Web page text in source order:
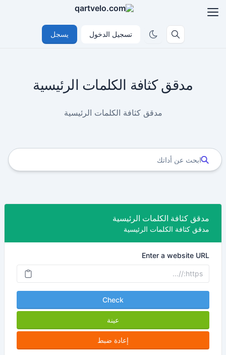
تسجيل الدخول يسجل
مدقق كثافة الكلمات الرئيسية
مدقق كثافة الكلمات الرئيسية
مدقق كثافة الكلمات الرئيسية
مدقق كثافة الكلمات الرئيسية
Enter a website URL
Check
عينة
إعادة ضبط